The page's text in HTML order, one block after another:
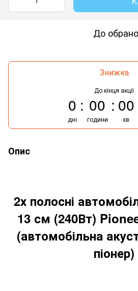
До
Знижка
До кінця акції
0
дні
00
години
00
хв
Опис
2х полосні
13 см (240Вт)
(автомобільна
піонер)